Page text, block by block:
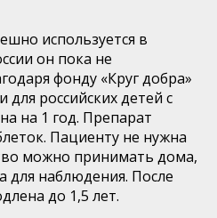
используется в
он пока не
фонду «Круг добра»
для российских детей с
на 1 год. Препарат
Пациенту не нужна
можно принимать дома,
для наблюдения. После
до 1,5 лет.